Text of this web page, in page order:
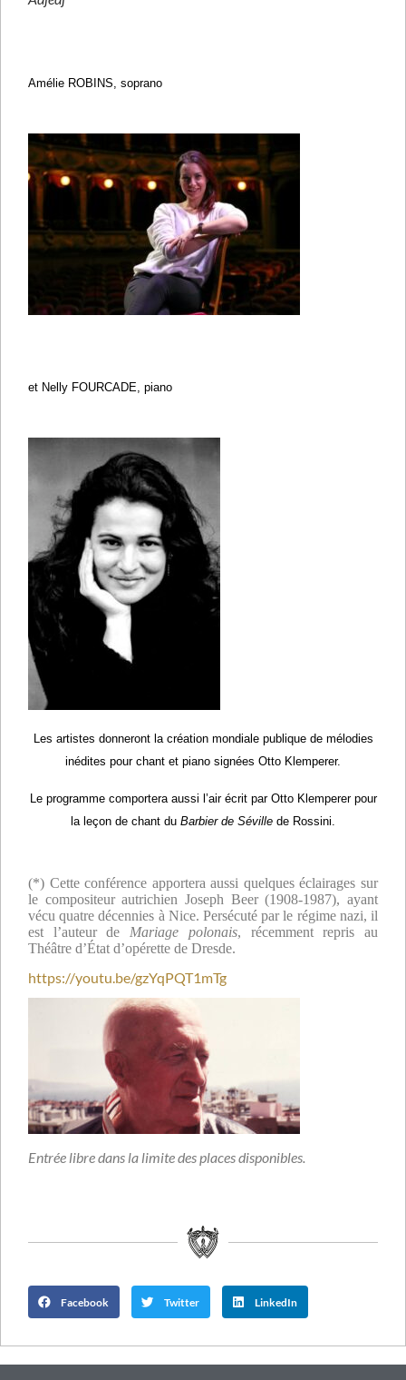
Amélie ROBINS, soprano
et Nelly FOURCADE, piano
Les artistes donneront la création mondiale publique de mélodies
inédites pour chant et piano signées Otto Klemperer.
Le programme comportera aussi l’air écrit par Otto Klemperer pour
la leçon de chant du Barbier de Séville de Rossini.
(*) Cetteconférence apportera aussi quelques éclairages sur
le compositeur autrichien Joseph Beer (1908-1987), ayant
vécu quatre décennies à Nice. Persécuté par le régime nazi, il
est l’auteur de Mariage polonais, récemment repris au
Théâtre d’État d’opérette de Dresde.
https://youtu.be/gzYqPQT1mTg
Entrée libre dans la limite des places disponibles.
Facebook Twitter LinkedIn